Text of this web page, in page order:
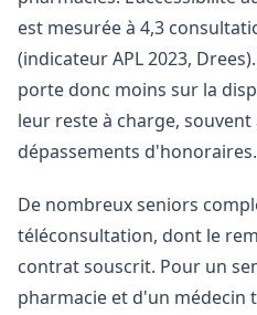
est mesurée à 4,3
(indicateur APL 2023,
porte donc moins sur la
leur reste à charge,
dépassements d'honoraires.
De nombreux seniors
téléconsultation, dont le
contrat souscrit. Pour un
pharmacie et d'un